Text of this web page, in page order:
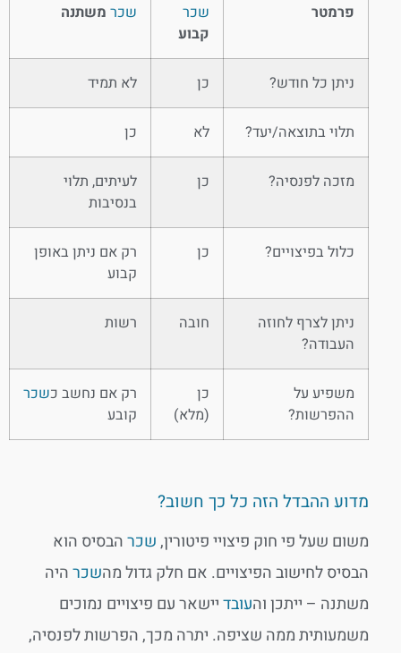
פרמטר
שכר
קבוע
שכרמשתנה
ניתן כל חודש? כן לא תמיד
תלוי בתוצאה/יעד? לא כן
מזכה לפנסיה? כן
לעיתים, תלוי
בנסיבות
כלול בפיצויים? כן
רק אם ניתן באופן
קבוע
ניתן לצרף לחוזה
העבודה?
חובה רשות
משפיע על
ההפרשות?
כן
(מלא)
רק אם נחשב כשכר
קובע
מדוע ההבדל הזה כל כך חשוב?
משום שעל פי חוק פיצויי פיטורין,שכרהבסיס הוא
הבסיס לחישוב הפיצויים. אם חלק גדול מהשכרהיה
משתנה – ייתכן והעובדיישאר עם פיצויים נמוכים
משמעותית ממה שציפה. יתרה מכך, הפרשות לפנסיה,